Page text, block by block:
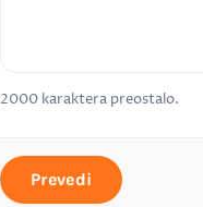
2000 karaktera preostalo.
Prevedi